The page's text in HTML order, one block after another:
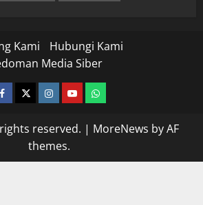
Kami
Hubungi Kami
Media Siber
facebooktwitterinstagram.com
youtubewhatsapp
reserved. | MoreNews by AF
themes.